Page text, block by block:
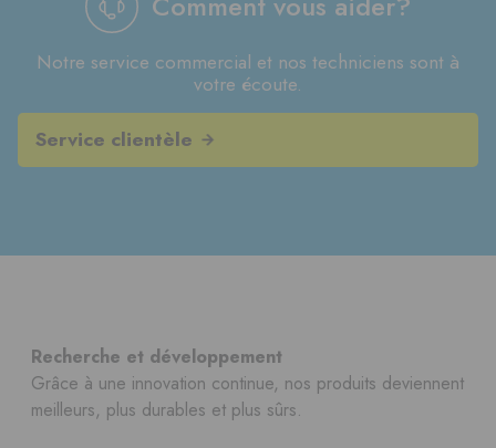
Notre service commercial et nos techniciens sont à
votre écoute.
Service clientèle
Recherche et développement
Grâce à une innovation continue, nos produits deviennent
meilleurs, plus durables et plus sûrs.